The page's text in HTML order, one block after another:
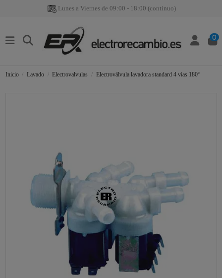
Lunes a Viernes de 09:00 - 18:00 (continuo)
0
Inicio Lavado Electrovalvulas Electroválvula lavadora standard 4 vias 180º